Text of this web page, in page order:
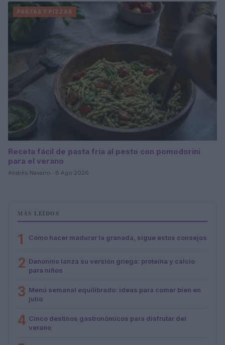
PASTAS Y PIZZAS
Receta fácil de pasta fría al pesto con pomodorini
para el verano
Andrés Navarro · 6 Ago 2026
MÁS LEÍDOS
1 Cómo hacer madurar la granada, sigue estos consejos
2 Danonino lanza su versión griega: proteína y calcio
para niños
3 Menú semanal equilibrado: ideas para comer bien en
julio
4 Cinco destinos gastronómicos para disfrutar del
verano